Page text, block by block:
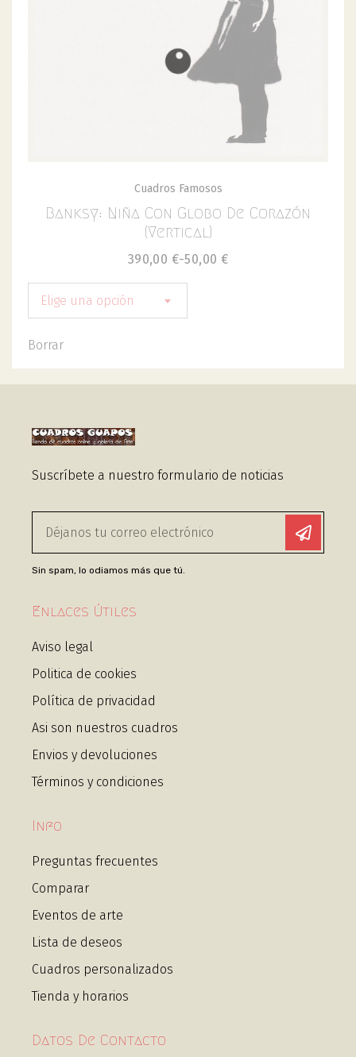
Cuadros Famosos
Banksy: Niña Con Globo De Corazón
(Vertical)
50,00 €
-
390,00 €
Elige una opción
Borrar
Suscríbete a nuestro formulario de noticias
Sin spam, lo odiamos más que tú.
Enlaces Útiles
Aviso legal
Politica de cookies
Política de privacidad
Asi son nuestros cuadros
Envios y devoluciones
Términos y condiciones
Info
Preguntas frecuentes
Comparar
Eventos de arte
Lista de deseos
Cuadros personalizados
Tienda y horarios
Datos De Contacto